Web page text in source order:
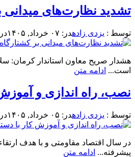
تشدید نظارت‌های میدانی
توسط : یزدی زادهدر: ۰۷ خرداد, ۱۴۰۵
هشدار صریح معاون استاندار کرمان:
است... ادامه متن
نصب، راه اندازی و
توسط : یزدی زادهدر: ۰۵ خرداد, ۱۴۰۵
در سال اقتصاد مقاومتی و با هدف
پیشرفته... ادامه متن